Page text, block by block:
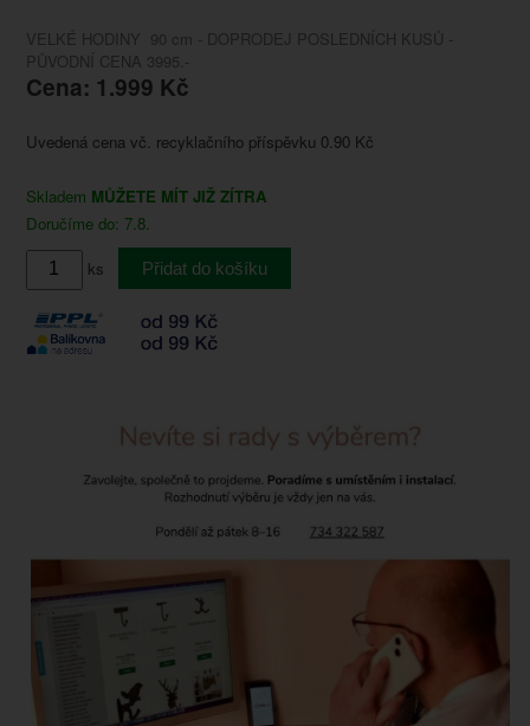
VELKÉ HODINY 90 cm - DOPRODEJ POSLEDNÍCH KUSŮ -
PŮVODNÍ CENA 3995.-
Cena: 1.999 Kč
Uvedená cena vč. recyklačního příspěvku 0.90 Kč
Skladem MŮŽETE MÍT JIŽ ZÍTRA
Doručíme do: 7.8.
ks
Přidat do košíku